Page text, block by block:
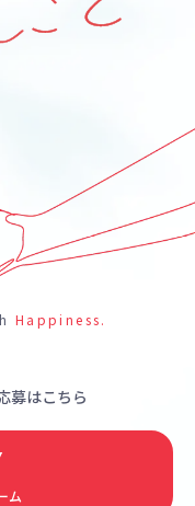
Happiness.
募はこちら
ム